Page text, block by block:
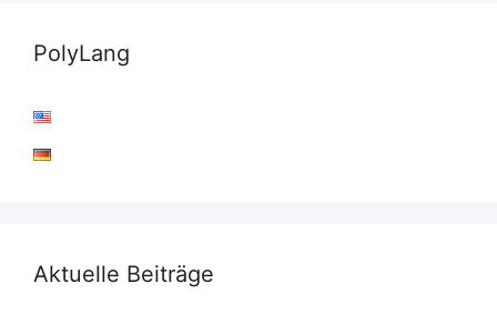
PolyLang
Aktuelle Beiträge